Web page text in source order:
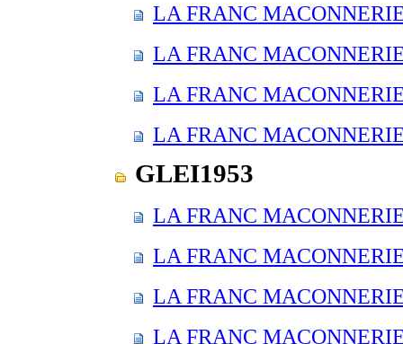
LA FRANC
LA FRANC
LA FRANC
LA FRANC
GLEI1953
LA FRANC
LA FRANC
LA FRANC
LA FRANC